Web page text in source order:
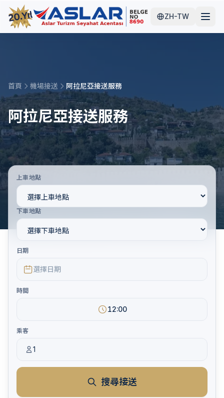
ZH-TW
首頁 機場接送 阿拉尼亞接送服務
阿拉尼亞接送服務
上車地點
下車地點
日期
選擇日期
時間
12:00
乘客
1
搜尋接送